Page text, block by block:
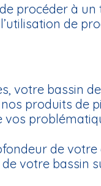
procéder à
de
votre bassin
produits de
vos
de votre
votre bassin